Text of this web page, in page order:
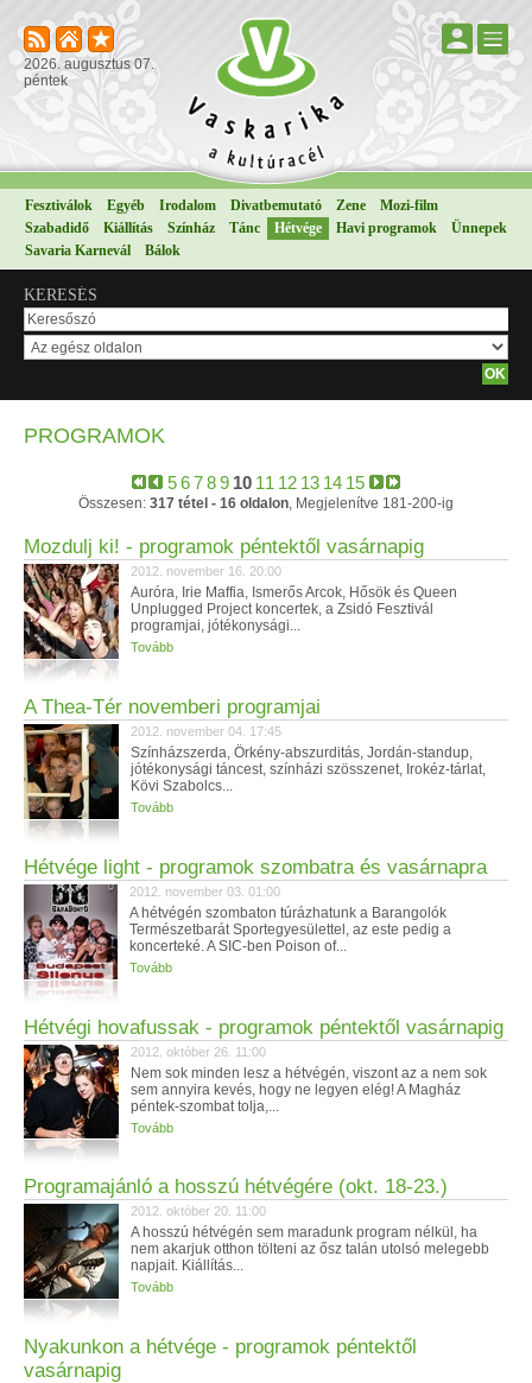
2026. augusztus 07.
péntek
Fesztiválok Egyéb Irodalom Divatbemutató Zene
Mozi-film
Szabadidő
Kiállítás Színház Tánc Hétvége Havi programok
Ünnepek
Savaria Karnevál
Bálok
KERESÉS
PROGRAMOK
56789 10 11 12 13 14 15
Összesen: 317 tétel - 16 oldalon, Megjelenítve 181-200-ig
Mozdulj ki! - programok péntektől vasárnapig
2012. november 16. 20:00
Auróra, Irie Maffia, Ismerős Arcok, Hősök és Queen
Unplugged Project koncertek, a Zsidó Fesztivál
programjai, jótékonysági...
Tovább
A Thea-Tér novemberi programjai
2012. november 04. 17:45
Színházszerda, Örkény-abszurditás, Jordán-standup,
jótékonysági táncest, színházi szösszenet, Irokéz-tárlat,
Kövi Szabolcs...
Tovább
Hétvége light - programok szombatra és vasárnapra
2012. november 03. 01:00
A hétvégén szombaton túrázhatunk a Barangolók
Természetbarát Sportegyesülettel, az este pedig a
koncerteké. A SIC-ben Poison of...
Tovább
Hétvégi hovafussak - programok péntektől vasárnapig
2012. október 26. 11:00
Nem sok minden lesz a hétvégén, viszont az a nem sok
sem annyira kevés, hogy ne legyen elég! A Magház
péntek-szombat tolja,...
Tovább
Programajánló a hosszú hétvégére (okt. 18-23.)
2012. október 20. 11:00
A hosszú hétvégén sem maradunk program nélkül, ha
nem akarjuk otthon tölteni az ősz talán utolsó melegebb
napjait. Kiállítás...
Tovább
Nyakunkon a hétvége - programok péntektől
vasárnapig